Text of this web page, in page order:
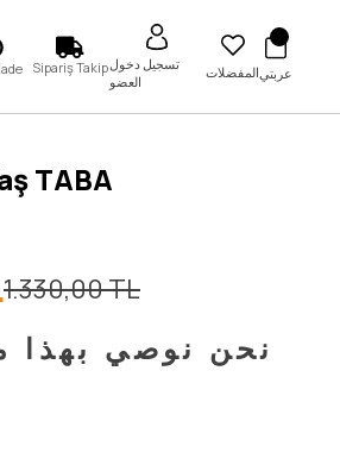
Sipariş Takipتسجيل دخول
العضو
المفضلاتعربتي
TABA
1.330,00 TL
نحن نوصي بهذا